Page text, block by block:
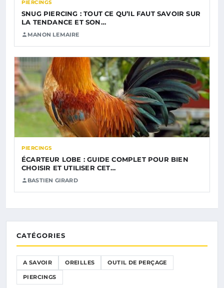
PIERCINGS
SNUG PIERCING : TOUT CE QU’IL FAUT SAVOIR SUR
LA TENDANCE ET SON…
MANON LEMAIRE
PIERCINGS
ÉCARTEUR LOBE : GUIDE COMPLET POUR BIEN
CHOISIR ET UTILISER CET…
BASTIEN GIRARD
CATÉGORIES
A SAVOIR OREILLES OUTIL DE PERÇAGE
PIERCINGS